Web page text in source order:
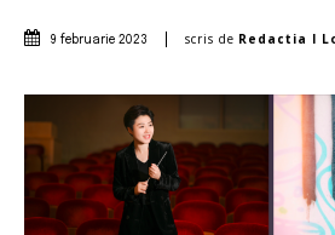
9 februarie 2023 scris de Redactia I